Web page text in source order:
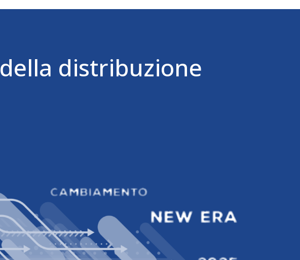
della distribuzione